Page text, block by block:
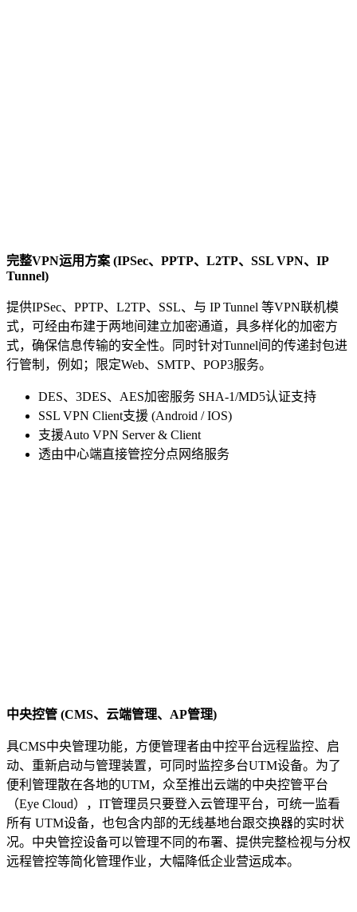
完整VPN运用方案 (IPSec、 PPTP、 L2TP、 SSL VPN、 IP
Tunnel)
提供IPSec、PPTP、L2TP、SSL、与 IP Tunnel 等VPN联机模
式，可经由布建于两地间建立加密通道，具多样化的加密方
式，确保信息传输的安全性。同时针对Tunnel间的传递封包进
行管制，例如；限定Web、SMTP、POP3服务。
DES、3DES、AES加密服务 SHA-1/MD5认证支持
SSL VPN Client支援 (Android / IOS)
支援Auto VPN Server & Client
透由中心端直接管控分点网络服务
中央控管 (CMS、云端管理、 AP管理)
具CMS中央管理功能，方便管理者由中控平台远程监控、启
动、重新启动与管理装置，可同时监控多台UTM设备。为了
便利管理散在各地的UTM，众至推出云端的中央控管平台
（Eye Cloud），IT管理员只要登入云管理平台，可统一监看
所有 UTM设备，也包含内部的无线基地台跟交换器的实时状
况。中央管控设备可以管理不同的布署、提供完整检视与分权
远程管控等简化管理作业，大幅降低企业营运成本。